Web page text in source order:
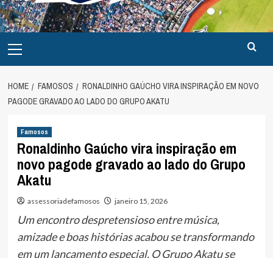
Menu
HOME FAMOSOS
RONALDINHO GAÚCHO VIRA INSPIRAÇÃO EM NOVO
PAGODE GRAVADO AO LADO DO GRUPO AKATU
Famosos
Ronaldinho Gaúcho vira inspiração em
novo pagode gravado ao lado do Grupo
Akatu
assessoriadefamosos janeiro 15, 2026
Um encontro despretensioso entre música,
amizade e boas histórias acabou se transformando
em um lançamento especial. O Grupo Akatu se